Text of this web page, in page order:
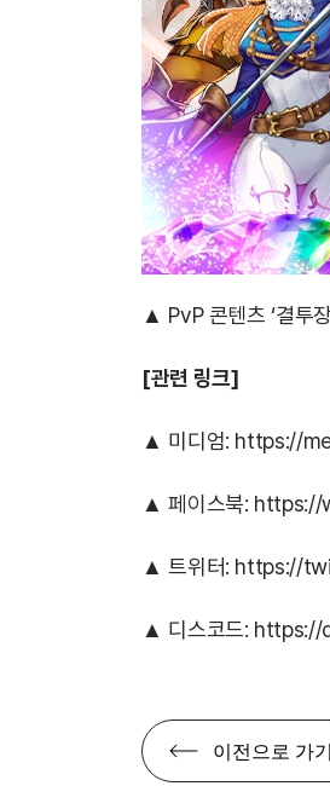
▲ PvP 콘텐츠 ‘결투
[관련 링크]
▲ 미디엄: https://
▲ 페이스북: https://
▲ 트위터: https://
▲ 디스코드: https://
이전으로 가기